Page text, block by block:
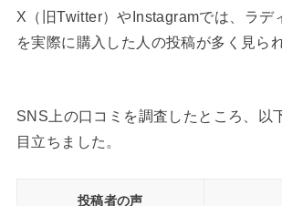
X（旧Twitter）やInstagramでは、ラデ
を実際に購入した人の投稿が多く見ら
SNS上の口コミを調査したところ、以
目立ちました。
投稿者の声